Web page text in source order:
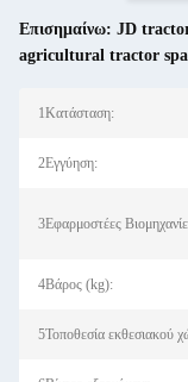
Επισημαίνω: JD
agricultural tractor
1Κατάσταση:
2Εγγύηση:
3Εφαρμοστέες
4Βάρος (kg):
5Τοποθεσία εκθεσιακού